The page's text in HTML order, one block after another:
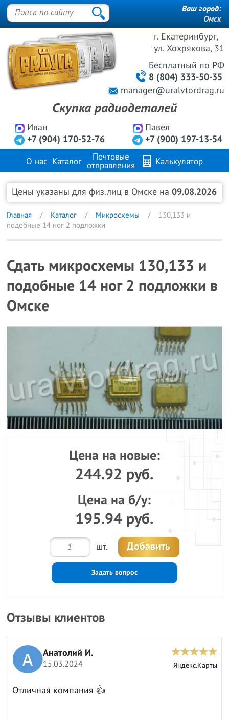
г. Екатеринбург,
ул. Хохрякова, 31
Иван
+7 (904) 170-52-76
Павел
+7 (900) 197-13-54
Бесплатный по РФ
8 (804) 333-50-35
manager@uralvtordrag.ru
Скупка радиодеталей
Ваш город:
Омск
О нас Каталог
Почтовые
отправления
Калькулятор
Продажа металлов FAQ Контакты
Цены указаны для физ.лиц в Омске на09.08.2026
Главная Каталог Микросхемы
130,133 и
подобные 14 ног 2 подложки
Сдать микросхемы 130,133 и
подобные 14 ног 2 подложки в
Омске
Цена на новые:
244.92 руб.
Цена на б/у:
195.94 руб.
шт. Добавить
Задать вопрос
Отзывы клиентов
Анатолий И.
15.03.2024 Яндекс.Карты
Отличная компания 👍